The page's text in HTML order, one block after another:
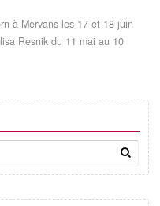
à Mervans les 17 et 18 juin
Resnik du 11 mai au 10